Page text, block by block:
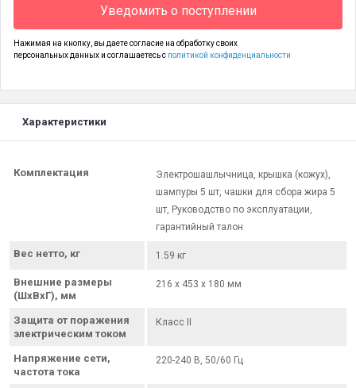
Уведомить о поступлении
Нажимая на кнопку, вы даете согласие на обработку своих
персональных данных и соглашаетесь с политикой конфиденциальности
Характеристики
Комплектация
Электрошашлычница, крышка (кожух),
шампуры 5 шт, чашки для сбора жира 5
шт, Руководство по эксплуатации,
гарантийный талон
Вес нетто, кг 1.59 кг
Внешние размеры
(ШхВхГ), мм
216 x 453 x 180 мм
Защита от поражения
электрическим током
Класс II
Напряжение сети,
частота тока
220-240 В, 50/60 Гц